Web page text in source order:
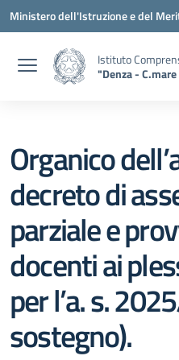
Vai ai contenuti
Vai al menu di navigazione
Vai al footer
Ministero dell'Istruzione e del
Istituto
"Denza -
Organico
decreto di
parziale e
docenti ai
per l’a. s.
sostegno).